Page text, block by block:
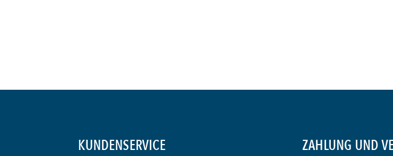
KUNDENSERVICE ZAHLUNG UND